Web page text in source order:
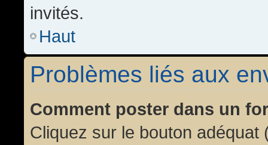
invités.
Haut
Problèmes liés aux
Comment poster dans un
Cliquez sur le bouton